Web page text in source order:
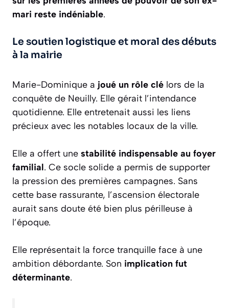
mari reste indéniable.
Le soutien logistique et moral des débuts
à la mairie
Marie-Dominique a joué un rôle clé lors de la
conquête de Neuilly. Elle gérait l’intendance
quotidienne. Elle entretenait aussi les liens
précieux avec les notables locaux de la ville.
Elle a offert une stabilité indispensable au foyer
familial. Ce socle solide a permis de supporter
la pression des premières campagnes. Sans
cette base rassurante, l’ascension électorale
aurait sans doute été bien plus périlleuse à
l’époque.
Elle représentait la force tranquille face à une
ambition débordante. Son implication fut
déterminante.